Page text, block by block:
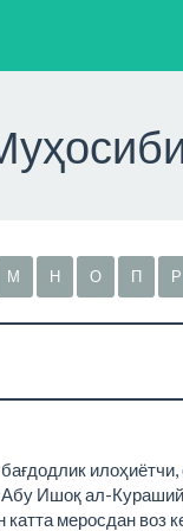
М Н О П Р
илоҳиётчи,
Ишоқ ал-
меросдан воз